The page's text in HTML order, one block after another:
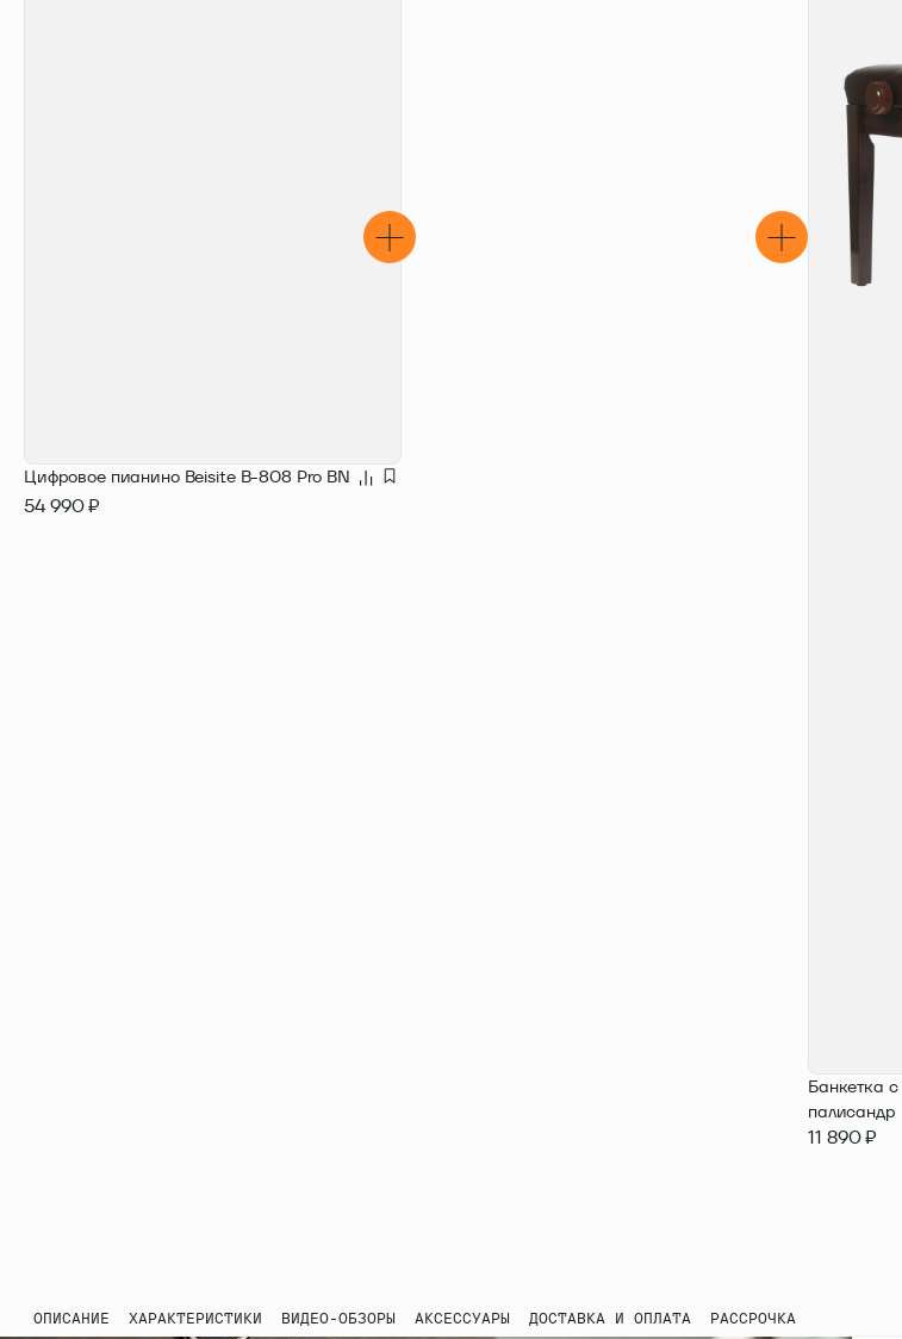
В КОРЗИНУ
Цифровое пианино Beisite B-808 Pro BN
54 990 ₽
Банкетка
палисандр
11 890 ₽
ОПИСАНИЕ ХАРАКТЕРИСТИКИ ВИДЕО-ОБЗОРЫ АКСЕССУАРЫ ДОСТАВКА И ОПЛАТА РАССРОЧКА